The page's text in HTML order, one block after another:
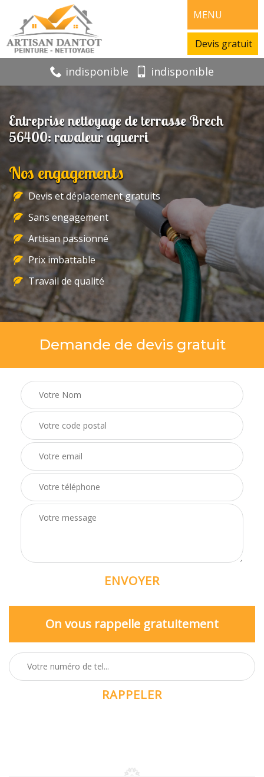
MENU
Devis gratuit
indisponible indisponible
Entreprise nettoyage de terrasse Brech
56400: ravaleur aguerri
Nos engagements
Devis et déplacement gratuits
Sans engagement
Artisan passionné
Prix imbattable
Travail de qualité
Demande de devis gratuit
On vous rappelle gratuitement